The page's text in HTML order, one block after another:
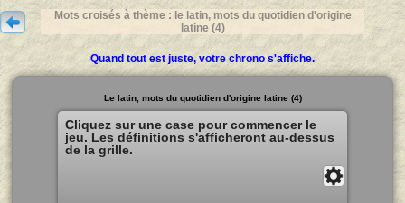
Mots croisés à thème : le latin, mots du quotidien d'origine
latine (4)
Quand tout est juste, votre chrono s'affiche.
Le latin, mots du quotidien d'origine latine (4)
Cliquez sur une case pour commencer le
jeu. Les définitions s'afficheront au-dessus
de la grille.